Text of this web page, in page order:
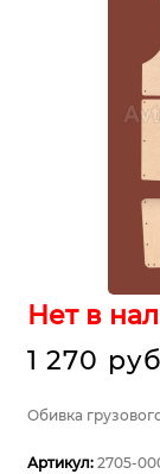
Нет в
1 270
Обивка
Артикул: 2705-